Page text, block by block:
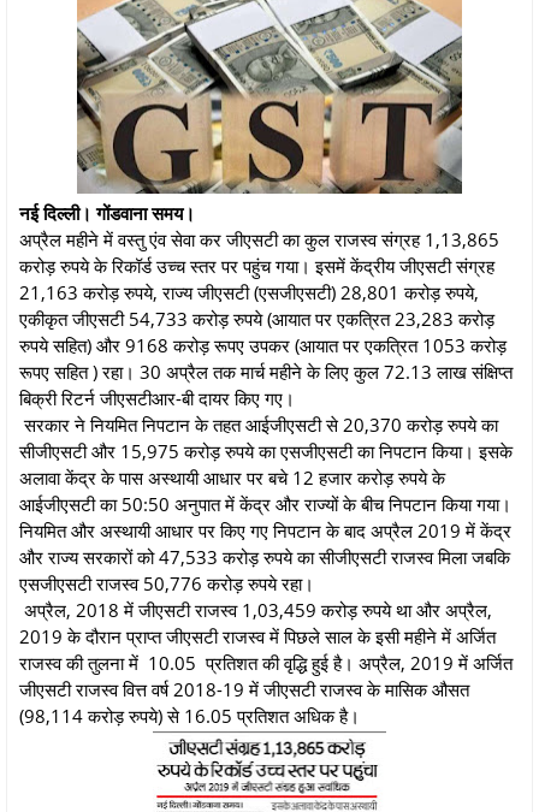
नई दिल्ली। गोंडवाना समय।
अप्रैल महीने में वस्तु एंव सेवा कर जीएसटी का कुल राजस्व संग्रह 1,13,865
करोड़ रुपये के रिकॉर्ड उच्च स्तर पर पहुंच गया। इसमें केंद्रीय जीएसटी संग्रह
21,163 करोड़ रुपये, राज्य जीएसटी (एसजीएसटी) 28,801 करोड़ रुपये,
एकीकृत जीएसटी 54,733 करोड़ रुपये (आयात पर एकत्रित 23,283 करोड़
रुपये सहित) और 9168 करोड़ रूपए उपकर (आयात पर एकत्रित 1053 करोड़
रूपए सहित ) रहा। 30 अप्रैल तक मार्च महीने के लिए कुल 72.13 लाख संक्षिप्त
बिक्री रिटर्न जीएसटीआर-बी दायर किए गए।
सरकार ने नियमित निपटान के तहत आईजीएसटी से 20,370 करोड़ रुपये का
सीजीएसटी और 15,975 करोड़ रुपये का एसजीएसटी का निपटान किया। इसके
अलावा केंद्र के पास अस्थायी आधार पर बचे 12 हजार करोड़ रुपये के
आईजीएसटी का 50:50 अनुपात में केंद्र और राज्यों के बीच निपटान किया गया।
नियमित और अस्थायी आधार पर किए गए निपटान के बाद अप्रैल 2019 में केंद्र
और राज्य सरकारों को 47,533 करोड़ रुपये का सीजीएसटी राजस्व मिला जबकि
एसजीएसटी राजस्व 50,776 करोड़ रुपये रहा।
अप्रैल, 2018 में जीएसटी राजस्व 1,03,459 करोड़ रुपये था और अप्रैल,
2019 के दौरान प्राप्त जीएसटी राजस्व में पिछले साल के इसी महीने में अर्जित
राजस्व की तुलना में 10.05 प्रतिशत की वृद्धि हुई है। अप्रैल, 2019 में अर्जित
जीएसटी राजस्व वित्त वर्ष 2018-19 में जीएसटी राजस्व के मासिक औसत
(98,114 करोड़ रुपये) से 16.05 प्रतिशत अधिक है।